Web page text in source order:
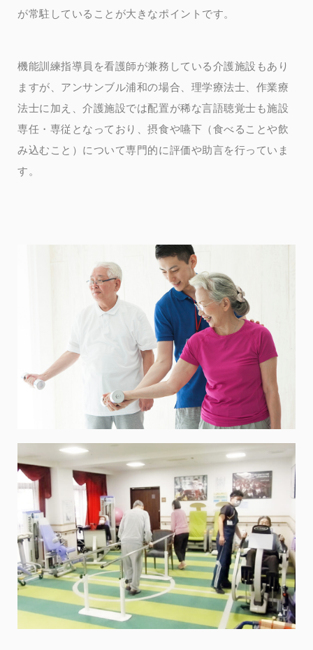
が常駐していることが大きなポイントです。
機能訓練指導員を看護師が兼務している介護施設もあり
ますが、アンサンブル浦和の場合、理学療法士、作業療
法士に加え、介護施設では配置が稀な言語聴覚士も施設
専任・専従となっており、摂食や嚥下（食べることや飲
み込むこと）について専門的に評価や助言を行っていま
す。